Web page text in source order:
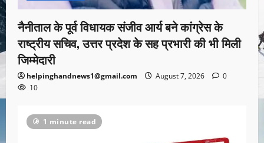
नैनीताल के पूर्व विधायक संजीव आर्य बने कांग्रेस के
राष्ट्रीय सचिव, उत्तर प्रदेश के सह प्रभारी की भी मिली
जिम्मेदारी
helpinghandnews1@gmail.com August 7, 2026
0
10
1 minute read